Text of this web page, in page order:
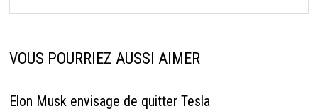
VOUS POURRIEZ AUSSI AIMER
Elon Musk envisage de quitter Tesla